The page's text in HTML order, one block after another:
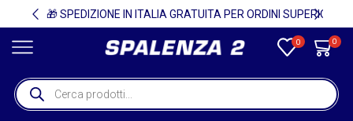
🎁 SPEDIZIONE IN ITALIA GRATUITA PER ORDINI SUPERIORI A 750€ + IVA 🎁
0 0